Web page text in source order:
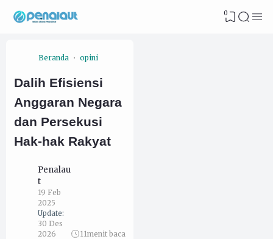
0
Beranda opini
Dalih Efisiensi
Anggaran Negara
dan Persekusi
Hak-hak Rakyat
Penalau
t
19 Feb
2025
Update:
30 Des
2026
11menit baca